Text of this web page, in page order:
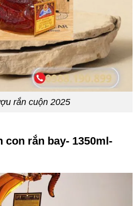
rắn cuộn 2025
con rắn bay- 1350ml-